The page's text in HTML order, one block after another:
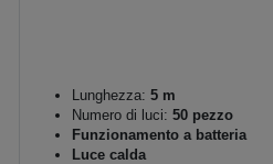
Lunghezza: 5 m
Numero di luci: 50 pezzo
Funzionamento a batteria
Luce calda